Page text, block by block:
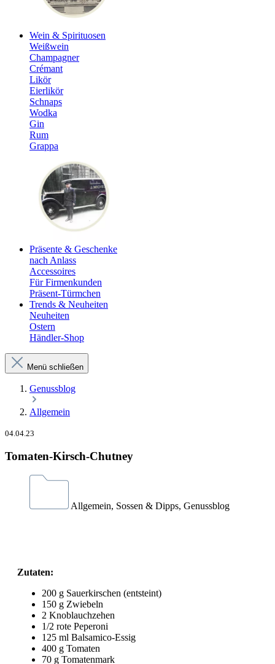
Wein & Spirituosen
Weißwein
Champagner
Crémant
Likör
Eierlikör
Schnaps
Wodka
Gin
Rum
Grappa
Präsente & Geschenke
nach Anlass
Accessoires
Für Firmenkunden
Präsent-Türmchen
Trends & Neuheiten
Neuheiten
Ostern
Händler-Shop
Menü schließen
Genussblog
Allgemein
04.04.23
Tomaten-Kirsch-Chutney
Allgemein, Sossen & Dipps, Genussblog
Zutaten:
200 g Sauerkirschen (entsteint)
150 g Zwiebeln
2 Knoblauchzehen
1/2 rote Peperoni
125 ml Balsamico-Essig
400 g Tomaten
70 g Tomatenmark